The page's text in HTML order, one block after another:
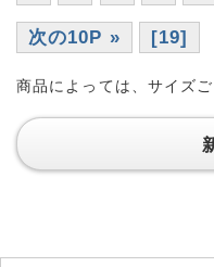
次の10P » [19]
商品によっては、サイズ